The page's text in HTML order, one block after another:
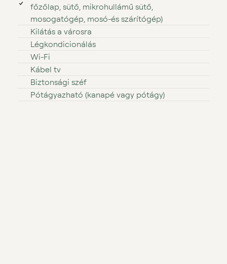
főzőlap, sütő, mikrohullámű sütő,
mosogatógép, mosó⁠⁠-⁠⁠és szárítógép)
Kilátás a városra
Légkondicionálás
Wi⁠⁠⁠⁠⁠⁠⁠-⁠⁠⁠⁠⁠⁠⁠Fi
Kábel tv
Biztonsági széf
Pótágyazható (kanapé vagy pótágy)